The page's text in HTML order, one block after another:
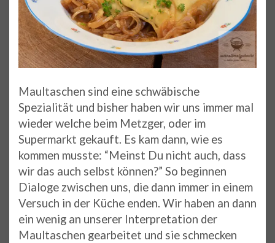
Maultaschen sind eine schwäbische
Spezialität und bisher haben wir uns immer mal
wieder welche beim Metzger, oder im
Supermarkt gekauft. Es kam dann, wie es
kommen musste: “Meinst Du nicht auch, dass
wir das auch selbst können?” So beginnen
Dialoge zwischen uns, die dann immer in einem
Versuch in der Küche enden. Wir haben an dann
ein wenig an unserer Interpretation der
Maultaschen gearbeitet und sie schmecken